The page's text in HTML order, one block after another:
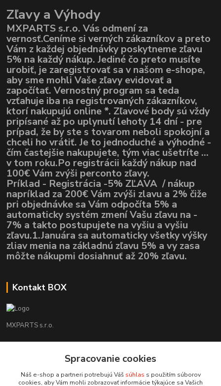
Zľavy a Výhody
MXPARTS s.r.o. Vás odmení za
vernosť.Ceníme si verných zákazníkov a preto
Vám z každej objednávky poskytneme zľavu
5% na každý nákup. Jediné čo preto musíte
urobiť, je zaregistrovať sa v našom e-shope,
aby sme mohli Vaše zľavy evidovať a
započítať. Vernostný program sa teda
vzťahuje iba na registrovaných zákazníkov,
ktorí nakupujú online *. Zľavové body sú vždy
pripísané až po uplynutí lehoty 14 dní - pre
prípad, že by ste s tovarom neboli spokojní a
chceli ho vrátiť. Je to jednoduché a výhodné -
čím častejšie nakupujete, tým viac ušetríte ...
v tom roku.Po registrácii každý nákup nad
100€ Vám zvýši perconto zľavy.
Príklad - Registrácia -5% ZĽAVA / nákup
napríklad za 200€ Vám zvýši zlavu a 2% čiže
pri objednávke sa Vám odpočíta 5% a
automaticky systém zmení Vašu zľavu na -
7% a takto postupujete na vyšiu a vyšiu
zľavu.1.Januára sa automaticky všetky výšky
zliav menia na základnú zľavu 5% a vy zasa
môžte nákupmi dosiahnuť až 20% zľavu.
Kontakt BOX
MXPARTS s.r.o.
+421948260186
Spracovanie cookies
Náš e-shop a partneri potrebujú Váš súhlas s použitím súborov
cookies, aby Vám mohli zobrazovať informácie týkajúce sa Vašich